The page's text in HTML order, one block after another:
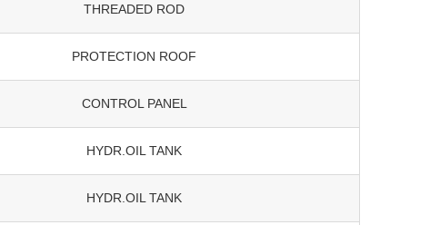
THREADED ROD
PROTECTION ROOF
CONTROL PANEL
HYDR.OIL TANK
HYDR.OIL TANK